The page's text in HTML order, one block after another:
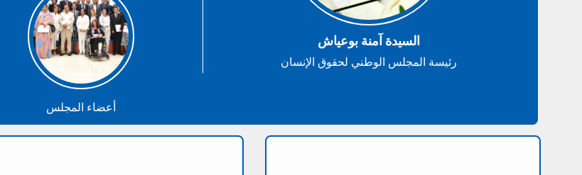
السيدة آمنة بوعياش
رئيسة المجلس الوطني لحقوق الإنسان
أعضاء المجلس